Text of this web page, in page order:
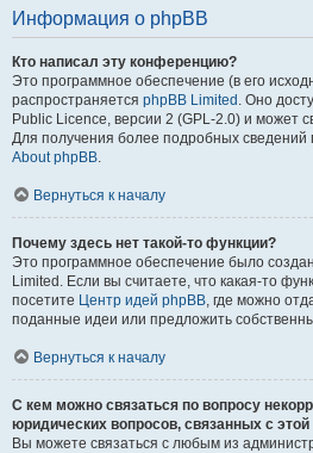
Информация о phpBB
Кто написал эту конференцию?
Это программное обеспечение (в его
распространяется phpBB Limited . Оно
Public Licence, версии 2 (GPL-2.0) и может
Для получения более подробных сведений
About phpBB.
Вернуться к началу
Почему здесь нет такой-то функции?
Это программное обеспечение было
Limited. Если вы считаете, что какая-то
посетите Центр идей phpBB, где можно
поданные идеи или предложить
Вернуться к началу
С кем можно связаться по вопросу
юридических вопросов, связанных с
Вы можете связаться с любым из